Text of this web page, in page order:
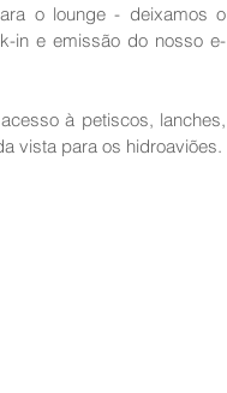
o lounge - deixamos o
in e emissão do nosso e-
à petiscos, lanches,